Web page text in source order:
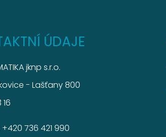
ÚDAJE
jknp s.r.o.
- Lašťany 800
+420 736 421 990